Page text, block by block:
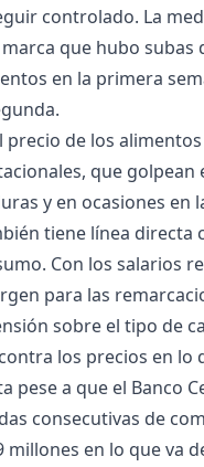
controlado. La
que hubo subas
en la primera
precio de los
que golpean
y en ocasiones en
tiene línea directa
Con los salarios
para las
sobre el tipo de
los precios en lo
pese a que el Banco
consecutivas de
millones en lo que va